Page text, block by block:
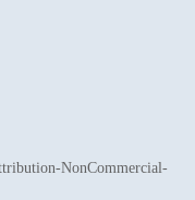
NonCommercial-